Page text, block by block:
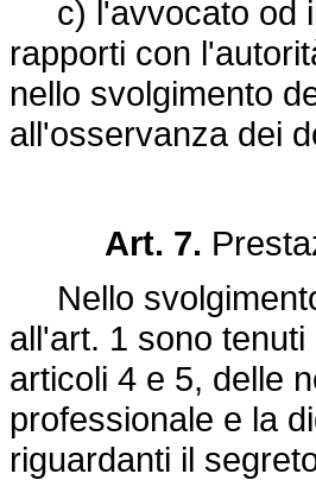
c) l'avvocato od il
rapporti con
nello svolgimento
all'osservanza dei
Art. 7.
Nello
all'art. 1 sono
articoli 4 e 5, delle
professionale e la
riguardanti il